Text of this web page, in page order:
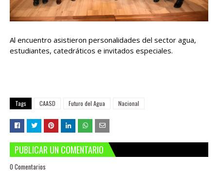
Al encuentro asistieron personalidades del sector agua,
estudiantes, catedráticos e invitados especiales.
Tags CAASD Futuro del Agua Nacional
PUBLICAR UN COMENTARIO
0 Comentarios